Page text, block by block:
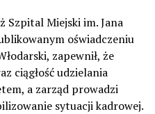
Szpital Miejski im. Jana
oświadczeniu
zapewnił, że
ciągłość udzielania
a zarząd prowadzi
sytuacji kadrowej.